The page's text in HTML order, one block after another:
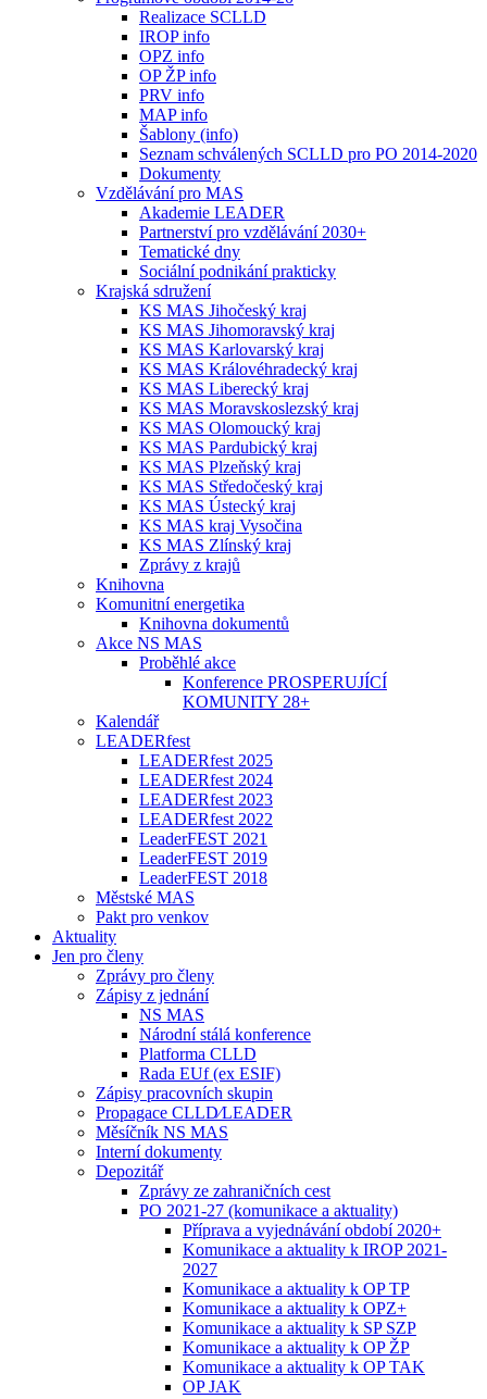
Realizace SCLLD
IROP info
OPZ info
OP ŽP info
PRV info
MAP info
Šablony (info)
Seznam schválených SCLLD pro PO 2014-2020
Dokumenty
Vzdělávání pro MAS
Akademie LEADER
Partnerství pro vzdělávání 2030+
Tematické dny
Sociální podnikání prakticky
Krajská sdružení
KS MAS Jihočeský kraj
KS MAS Jihomoravský kraj
KS MAS Karlovarský kraj
KS MAS Královéhradecký kraj
KS MAS Liberecký kraj
KS MAS Moravskoslezský kraj
KS MAS Olomoucký kraj
KS MAS Pardubický kraj
KS MAS Plzeňský kraj
KS MAS Středočeský kraj
KS MAS Ústecký kraj
KS MAS kraj Vysočina
KS MAS Zlínský kraj
Zprávy z krajů
Knihovna
Komunitní energetika
Knihovna dokumentů
Akce NS MAS
Proběhlé akce
Konference PROSPERUJÍCÍ
KOMUNITY 28+
Kalendář
LEADERfest
LEADERfest 2025
LEADERfest 2024
LEADERfest 2023
LEADERfest 2022
LeaderFEST 2021
LeaderFEST 2019
LeaderFEST 2018
Městské MAS
Pakt pro venkov
Aktuality
Jen pro členy
Zprávy pro členy
Zápisy z jednání
NS MAS
Národní stálá konference
Platforma CLLD
Rada EUf (ex ESIF)
Zápisy pracovních skupin
Propagace CLLD⁄LEADER
Měsíčník NS MAS
Interní dokumenty
Depozitář
Zprávy ze zahraničních cest
PO 2021-27 (komunikace a aktuality)
Příprava a vyjednávání období 2020+
Komunikace a aktuality k IROP 2021-
2027
Komunikace a aktuality k OP TP
Komunikace a aktuality k OPZ+
Komunikace a aktuality k SP SZP
Komunikace a aktuality k OP ŽP
Komunikace a aktuality k OP TAK
OP JAK